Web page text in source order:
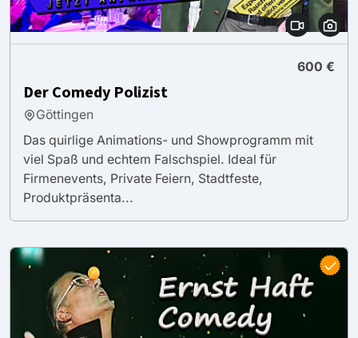
600 €
Der Comedy Polizist
Göttingen
Das quirlige Animations- und Showprogramm mit
viel Spaß und echtem Falschspiel. Ideal für
Firmenevents, Private Feiern, Stadtfeste,
Produktpräsenta...